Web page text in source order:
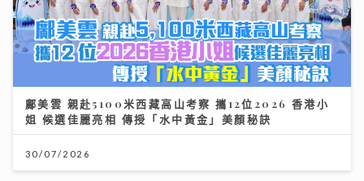
鄺美雲 親赴5100米西藏高山考察 攜12位2026 香港小
姐 候選佳麗亮相 傳授「水中黃金」美顏秘訣
30/07/2026